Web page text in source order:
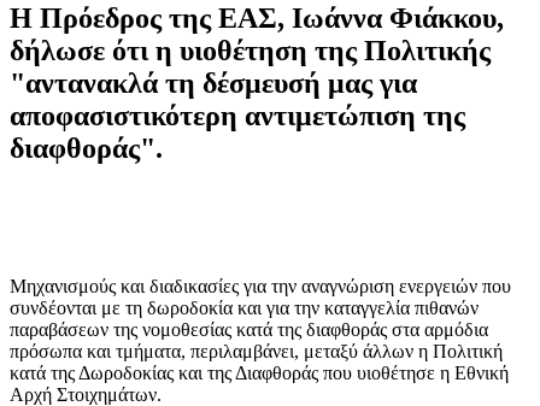
Η Πρόεδρος της ΕΑΣ, Ιωάννα Φιάκκου,
δήλωσε ότι η υιοθέτηση της Πολιτικής
"αντανακλά τη δέσμευσή μας για
αποφασιστικότερη αντιμετώπιση της
διαφθοράς".
Μηχανισμούς και διαδικασίες για την αναγνώριση ενεργειών που
συνδέονται με τη δωροδοκία και για την καταγγελία πιθανών
παραβάσεων της νομοθεσίας κατά της διαφθοράς στα αρμόδια
πρόσωπα και τμήματα, περιλαμβάνει, μεταξύ άλλων η Πολιτική
κατά της Δωροδοκίας και της Διαφθοράς που υιοθέτησε η Εθνική
Αρχή Στοιχημάτων.